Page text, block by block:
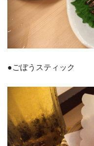
●ごぼうスティック